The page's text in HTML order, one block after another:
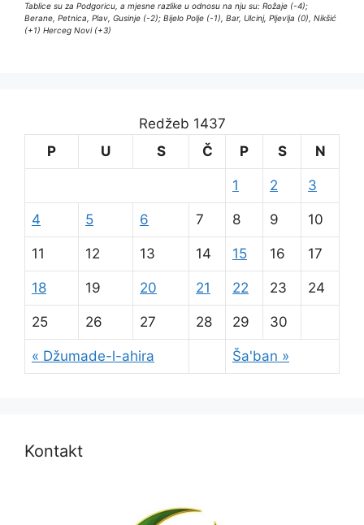
Tablice su za Podgoricu, a mjesne razlike u odnosu na nju su: Rožaje (-4);
Berane, Petnica, Plav, Gusinje (-2); Bijelo Polje (-1), Bar, Ulcinj, Pljevlja (0), Nikšić
(+1) Herceg Novi (+3)
Redžeb 1437
P
U S Č P S N
« Džumade-l-ahira Ša'ban »
1 2 3
4 5 6 7 8 9 10
11 12 13 14 15 16 17
18 19 20 21 22 23 24
25 26 27 28 29 30
Kontakt